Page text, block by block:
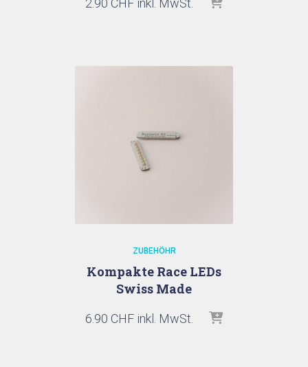
2.90 CHF inkl. MwSt.
ZUBEHÖHR
Kompakte Race LEDs
Swiss Made
6.90 CHF inkl. MwSt.